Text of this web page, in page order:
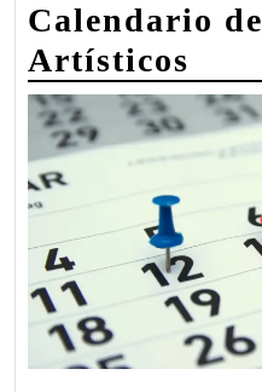
Calendario
Artísticos